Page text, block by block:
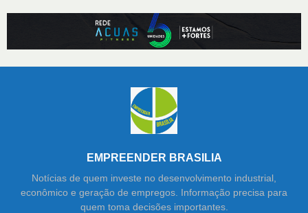
EMPREENDER BRASILIA
Notícias de quem investe no desenvolvimento industrial,
econômico e geração de empregos. Informação precisa para
quem toma decisões importantes.